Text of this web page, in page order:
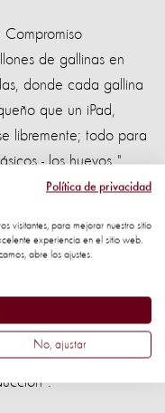
de gallinas en
donde cada gallina
que un iPad,
libremente; todo para
- los huevos ".
Nestlé, que está
clientes y pone el
poder adquisitivo.
las vidas de
alimenticias
cambios positivos
Política de privacidad
visitantes, para mejorar nuestro sitio
experiencia en el sitio web.
abre los ajustes.
No, ajustar